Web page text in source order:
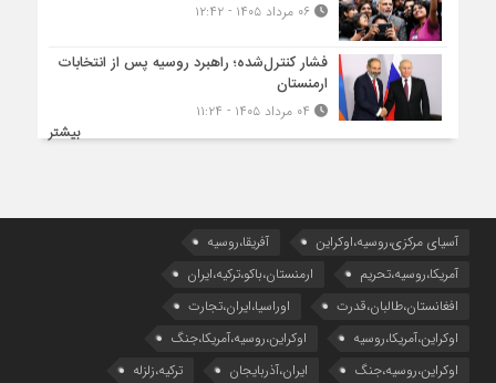
۰۶ مرداد ۱۴۰۵ - ۱۲:۴۲
فشار کنترل‌شده؛ راهبرد روسیه پس از انتخابات
ارمنستان
بیشتر
آسیای مرکزی،روسیه،اوکراین
آفریقا،روسیه
آمریکا،روسیه،تحریم
ارمنستان،باکو،ترکیه،ایران
افغانستان،طالبان،قدرت
اوراسیا،ایران،تجارت
اوکراین،آمریکا،روسیه
اوکراین،روسیه،آمریکا،جنگ
اوکراین،روسیه،جنگ
ایران،آذربایجان
ترکیه،زلزله